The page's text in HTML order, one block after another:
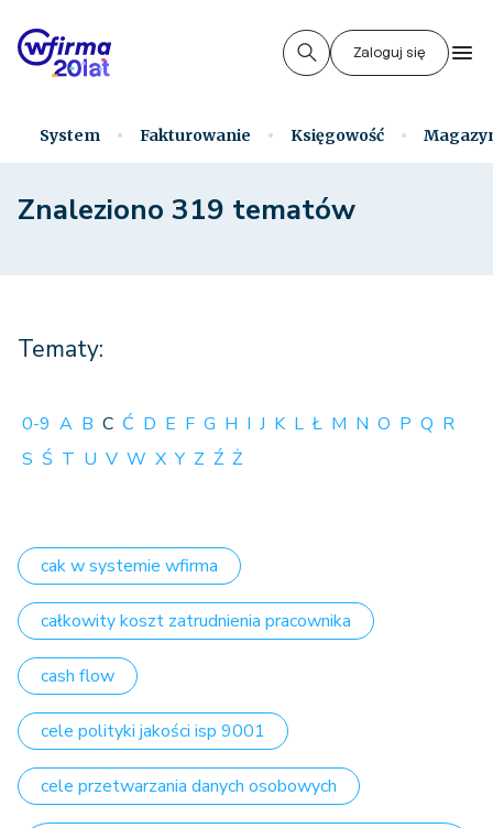
Zaloguj się
System Fakturowanie Księgowość
Znaleziono 319 tematów
Tematy:
0-9 A B C Ć D E F G H I J K L Ł M N O P Q R
S Ś T U V W X Y Z Ź Ż
cak w systemie wfirma
całkowity koszt zatrudnienia pracownika
cash flow
cele polityki jakości isp 9001
cele przetwarzania danych osobowych